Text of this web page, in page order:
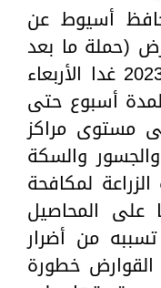
أسيوط عن
(حملة ما بعد
المحاصيل الصيفية) موسم 2023 غدا الأربعاء
ولمدة أسبوع حتى
2 نوفمبر 2023 على مستوى مراكز
والسكة
لمكافحة
على المحاصيل
تسببه من أضرار
خطورة